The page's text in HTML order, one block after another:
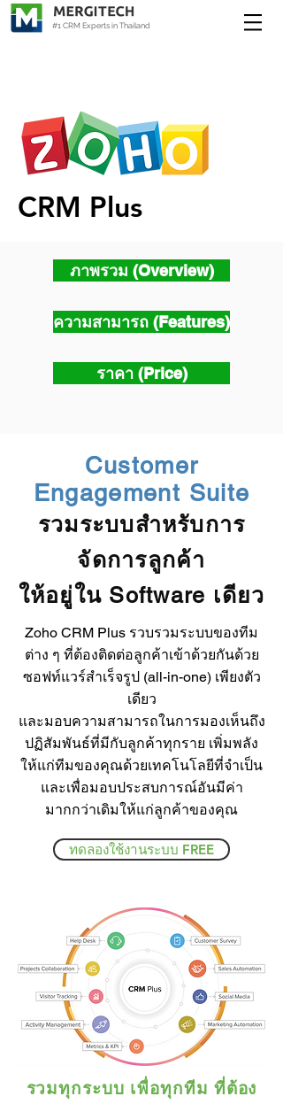
#1 CRM Experts in Thailand
CRM Plus
ภาพรวม (Overview)
ความสามารถ (Features)
ราคา (Price)
Customer
Engagement Suite
รวมระบบสำหรับการ
จัดการลูกค้า
ให้อยู่ใน Software เดียว
Zoho CRM Plus รวบรวมระบบของทีม
ต่าง ๆ ที่ต้องติดต่อลูกค้าเข้าด้วยกันด้วย
ซอฟท์แวร์สำเร็จรูป (all-in-one) เพียงตัว
เดียว
และมอบความสามารถในการมองเห็นถึง
ปฏิสัมพันธ์ที่มีกับลูกค้าทุกราย เพิ่มพลัง
ให้แก่ทีมของคุณด้วยเทคโนโลยีที่จำเป็น
และเพื่อมอบประสบการณ์อันมีค่า
มากกว่าเดิมให้แก่ลูกค้าของคุณ
ทดลองใช้งานระบบ FREE
รวมทุกระบบ เพื่อทุกทีม ที่ต้อง